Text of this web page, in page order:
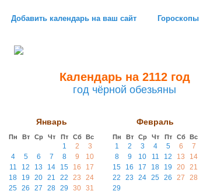
Добавить календарь на ваш сайт Гороскопы
Календарь на 2112 год
год чёрной обезьяны
Январь
Пн Вт Ср Чт Пт Сб Вс
1 2
3
4
5 6 7 8 9
10
11
12 13 14 15 16
17
18
19 20 21 22 23
24
25
26 27 28 29 30 31
Февраль
Пн Вт Ср Чт Пт Сб Вс
1 2 3 4 5 6
7
8
9 10 11 12 13
14
15
16 17 18 19 20 21
22
23 24 25 26 27
28
29